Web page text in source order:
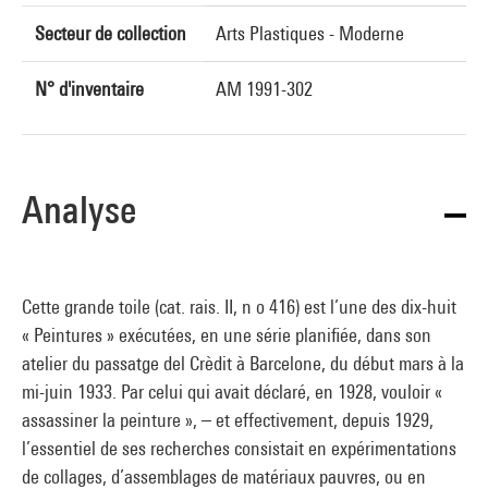
Secteur de collection Arts Plastiques - Moderne
N° d'inventaire AM 1991-302
Analyse
Cette grande toile (cat. rais. II, n o 416) est l’une des dix-huit
« Peintures » exécutées, en une série planifiée, dans son
atelier du passatge del Crèdit à Barcelone, du début mars à la
mi-juin 1933. Par celui qui avait déclaré, en 1928, vouloir «
assassiner la peinture », – et effectivement, depuis 1929,
l’essentiel de ses recherches consistait en expérimentations
de collages, d’assemblages de matériaux pauvres, ou en